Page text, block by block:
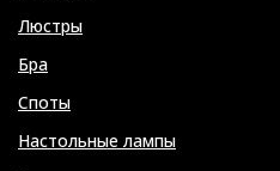
Люстры
Бра
Споты
Настольные лампы